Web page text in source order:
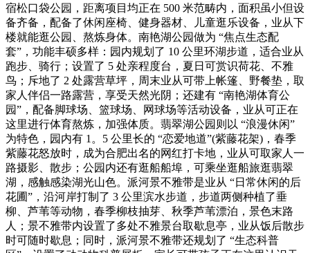
宿松口袋公园，距离项目均正在 500 米范畴内，面积虽小但设
备齐备，配备了休闲座椅、健身器材、儿童逛乐设备，业从下
楼就能逛公园、熬炼身体。南艳湖公园做为 “焦点生态配
套”，功能丰硕多样：园内规划了 10 公里环湖步道，适合业从
跑步、骑行；设置了 5 处亲程度台，夏日可赏识荷花、不雅
鸟；斥地了 2 处露营草坪，周末业从可带上帐篷、野餐垫，取
家人伴侣一路露营，享受天然光阴；还建有 “南艳湖体育公
园”，配备脚球场、篮球场、网球场等活动设备，业从可正在
这里进行体育熬炼，加强体质。翡翠湖公园则以 “浪漫休闲”
为特色，园内有 1。5 公里长的 “恋爱地道”(紫藤花架)，春季
紫藤花怒放时，成为合肥出名的网红打卡地，业从可取家人一
路摄影、散步；公园内还有逛船船埠，可乘坐逛船旅逛翡翠
湖，感触感染湖光山色。派河景不雅带是业从 “日常休闲的后
花圃”，沿河岸打制了 3 公里滨水步道，步道两侧种植了垂
柳、芦苇等动物，春季柳枝抽芽、秋季芦苇漂泊，景色末路
人；景不雅带内设置了多处不雅景台取歇息亭，业从饭后散步
时可随时歇息；同时，派河景不雅带还规划了 “生态科普